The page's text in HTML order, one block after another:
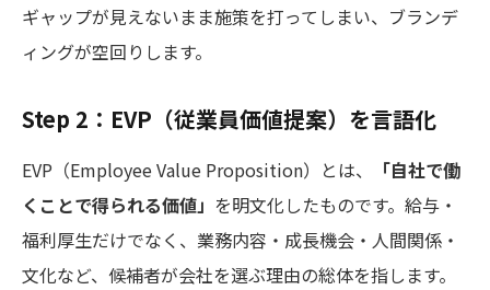
ギャップが見えないまま施策を打ってしまい、ブランデ
ィングが空回りします。
Step 2：EVP（従業員価値提案）を言語化
EVP（Employee Value Proposition）とは、
「自社で働
くことで得られる価値」 を明文化したものです。給与・
福利厚生だけでなく、業務内容・成長機会・人間関係・
文化など、候補者が会社を選ぶ理由の総体を指します。